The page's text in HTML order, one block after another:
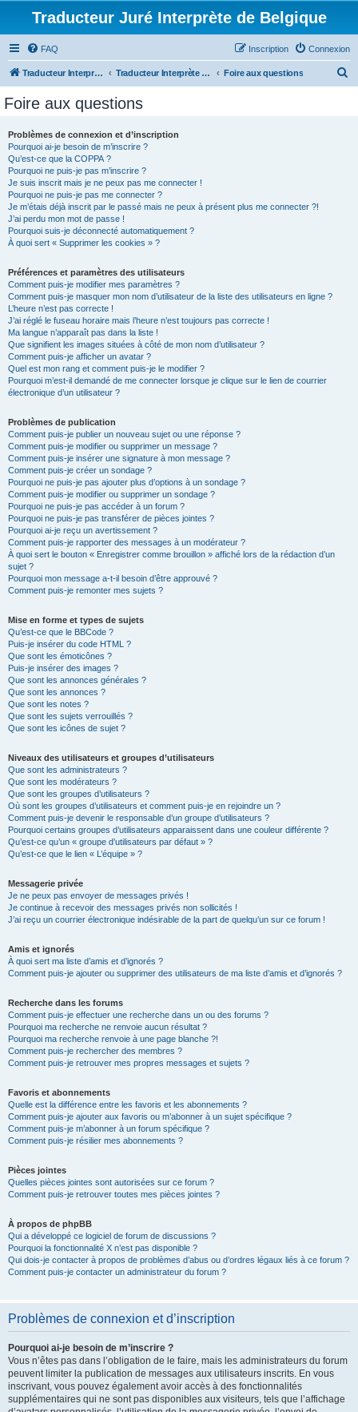
Traducteur Juré Interprète de Belgique
FAQ Connexion
Inscription
Traducteur Interprète Juré de Belgique Traducteur Interprète Juré de Belgique Foire aux questions
Foire aux questions
Problèmes de connexion et d’inscription
Pourquoi ai-je besoin de m’inscrire ?
Qu’est-ce que la COPPA ?
Pourquoi ne puis-je pas m’inscrire ?
Je suis inscrit mais je ne peux pas me connecter !
Pourquoi ne puis-je pas me connecter ?
Je m’étais déjà inscrit par le passé mais ne peux à présent plus me connecter ?!
J’ai perdu mon mot de passe !
Pourquoi suis-je déconnecté automatiquement ?
À quoi sert « Supprimer les cookies » ?
Préférences et paramètres des utilisateurs
Comment puis-je modifier mes paramètres ?
Comment puis-je masquer mon nom d’utilisateur de la liste des utilisateurs en ligne ?
L’heure n’est pas correcte !
J’ai réglé le fuseau horaire mais l’heure n’est toujours pas correcte !
Ma langue n’apparaît pas dans la liste !
Que signifient les images situées à côté de mon nom d’utilisateur ?
Comment puis-je afficher un avatar ?
Quel est mon rang et comment puis-je le modifier ?
Pourquoi m’est-il demandé de me connecter lorsque je clique sur le lien de courrier
électronique d’un utilisateur ?
Problèmes de publication
Comment puis-je publier un nouveau sujet ou une réponse ?
Comment puis-je modifier ou supprimer un message ?
Comment puis-je insérer une signature à mon message ?
Comment puis-je créer un sondage ?
Pourquoi ne puis-je pas ajouter plus d’options à un sondage ?
Comment puis-je modifier ou supprimer un sondage ?
Pourquoi ne puis-je pas accéder à un forum ?
Pourquoi ne puis-je pas transférer de pièces jointes ?
Pourquoi ai-je reçu un avertissement ?
Comment puis-je rapporter des messages à un modérateur ?
À quoi sert le bouton « Enregistrer comme brouillon » affiché lors de la rédaction d’un
sujet ?
Pourquoi mon message a-t-il besoin d’être approuvé ?
Comment puis-je remonter mes sujets ?
Mise en forme et types de sujets
Qu’est-ce que le BBCode ?
Puis-je insérer du code HTML ?
Que sont les émoticônes ?
Puis-je insérer des images ?
Que sont les annonces générales ?
Que sont les annonces ?
Que sont les notes ?
Que sont les sujets verrouillés ?
Que sont les icônes de sujet ?
Niveaux des utilisateurs et groupes d’utilisateurs
Que sont les administrateurs ?
Que sont les modérateurs ?
Que sont les groupes d’utilisateurs ?
Où sont les groupes d’utilisateurs et comment puis-je en rejoindre un ?
Comment puis-je devenir le responsable d’un groupe d’utilisateurs ?
Pourquoi certains groupes d’utilisateurs apparaissent dans une couleur différente ?
Qu’est-ce qu’un « groupe d’utilisateurs par défaut » ?
Qu’est-ce que le lien « L’équipe » ?
Messagerie privée
Je ne peux pas envoyer de messages privés !
Je continue à recevoir des messages privés non sollicités !
J’ai reçu un courrier électronique indésirable de la part de quelqu’un sur ce forum !
Amis et ignorés
À quoi sert ma liste d’amis et d’ignorés ?
Comment puis-je ajouter ou supprimer des utilisateurs de ma liste d’amis et d’ignorés ?
Recherche dans les forums
Comment puis-je effectuer une recherche dans un ou des forums ?
Pourquoi ma recherche ne renvoie aucun résultat ?
Pourquoi ma recherche renvoie à une page blanche ?!
Comment puis-je rechercher des membres ?
Comment puis-je retrouver mes propres messages et sujets ?
Favoris et abonnements
Quelle est la différence entre les favoris et les abonnements ?
Comment puis-je ajouter aux favoris ou m’abonner à un sujet spécifique ?
Comment puis-je m’abonner à un forum spécifique ?
Comment puis-je résilier mes abonnements ?
Pièces jointes
Quelles pièces jointes sont autorisées sur ce forum ?
Comment puis-je retrouver toutes mes pièces jointes ?
À propos de phpBB
Qui a développé ce logiciel de forum de discussions ?
Pourquoi la fonctionnalité X n’est pas disponible ?
Qui dois-je contacter à propos de problèmes d’abus ou d’ordres légaux liés à ce forum ?
Comment puis-je contacter un administrateur du forum ?
Problèmes de connexion et d’inscription
Pourquoi ai-je besoin de m’inscrire ?
Vous n’êtes pas dans l’obligation de le faire, mais les administrateurs du forum
peuvent limiter la publication de messages aux utilisateurs inscrits. En vous
inscrivant, vous pouvez également avoir accès à des fonctionnalités
supplémentaires qui ne sont pas disponibles aux visiteurs, tels que l’affichage